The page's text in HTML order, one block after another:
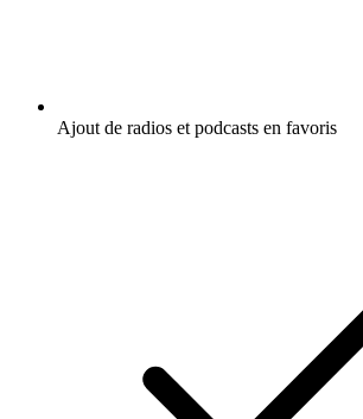
Ajout de radios et podcasts en favoris